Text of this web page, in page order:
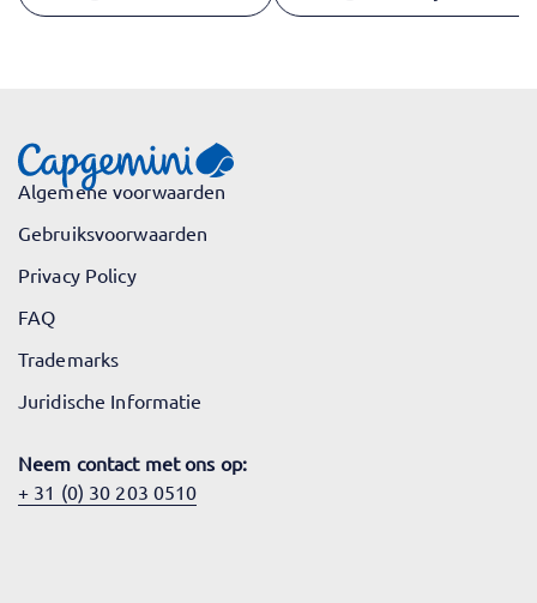
Algemene voorwaarden
Gebruiksvoorwaarden
Privacy Policy
FAQ
Trademarks
Juridische Informatie
Neem contact met ons op:
+ 31 (0) 30 203 0510